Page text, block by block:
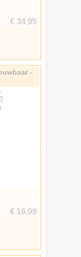
€ 34,95
-
€ 16,99